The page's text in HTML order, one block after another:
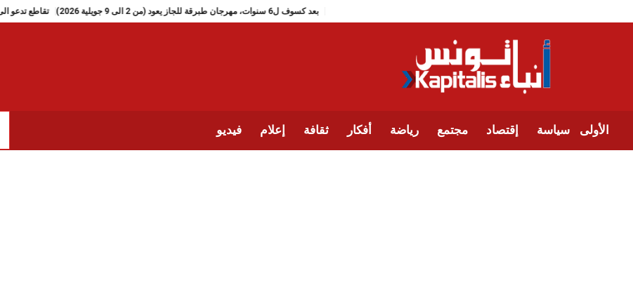
بعد كسوف ل6 سنوات، مهرجان طبرقة للجاز يعود (من 2 الى 9 جويلية 2026)
الأولى سياسة إقتصاد مجتمع رياضة أفكار ثقافة إعلام فيديو